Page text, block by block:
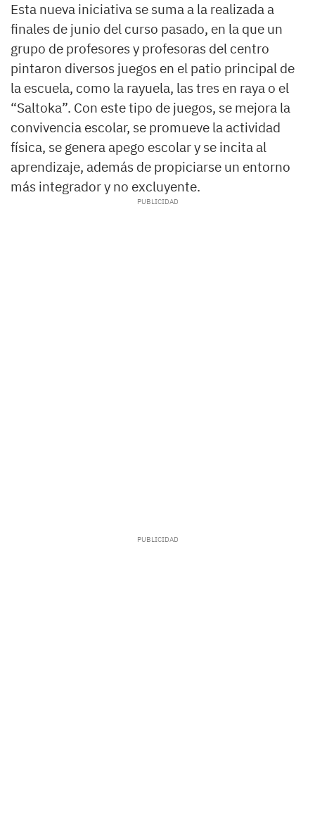
Esta nueva iniciativa se suma a la realizada a
finales de junio del curso pasado, en la que un
grupo de profesores y profesoras del centro
pintaron diversos juegos en el patio principal de
la escuela, como la rayuela, las tres en raya o el
“Saltoka”. Con este tipo de juegos, se mejora la
convivencia escolar, se promueve la actividad
física, se genera apego escolar y se incita al
aprendizaje, además de propiciarse un entorno
más integrador y no excluyente.